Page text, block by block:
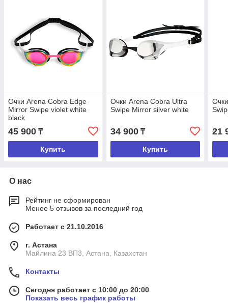
Очки Arena Cobra Edge
Mirror Swipe violet white
black
45 900 ₸
Купить
Очки Arena Cobra Ultra
Swipe Mirror silver white
34 900₸
Купить
21
О нас
Рейтинг не сформирован
Менее 5 отзывов за последний год
Работает с 21.10.2016
г. Астана
Майлина 23 ВП3, Астана, Казахстан
Контакты
Сегодня работает с 10:00 до 20:00
Показать весь график работы